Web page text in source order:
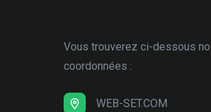
Vous trouverez ci-dessous
coordonnées :
WEB-SET.COM